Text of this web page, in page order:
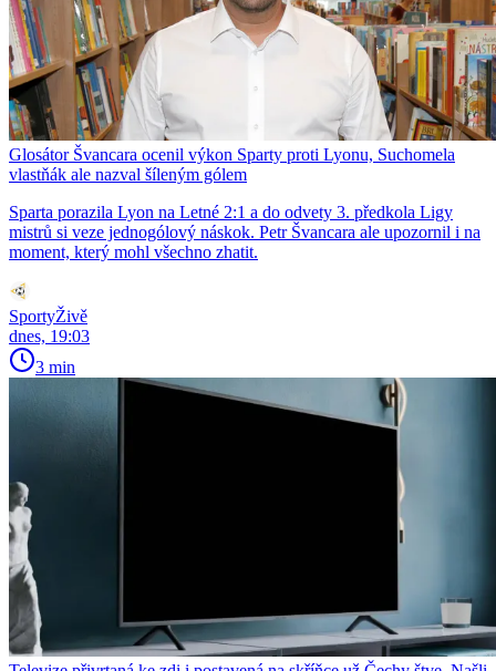
Glosátor Švancara ocenil výkon Sparty proti Lyonu, Suchomela
vlastňák ale nazval šíleným gólem
Sparta porazila Lyon na Letné 2:1 a do odvety 3. předkola Ligy
mistrů si veze jednogólový náskok. Petr Švancara ale upozornil i na
moment, který mohl všechno zhatit.
SportyŽivě
dnes, 19:03
3 min